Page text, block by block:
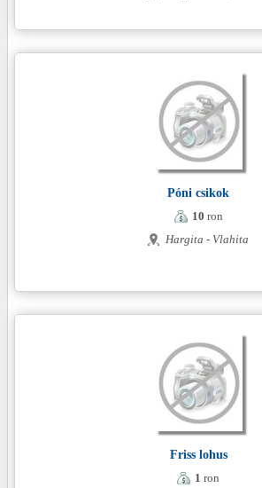
Póni csikok
10 ron
Hargita - Vlahita
Friss lohus
1 ron